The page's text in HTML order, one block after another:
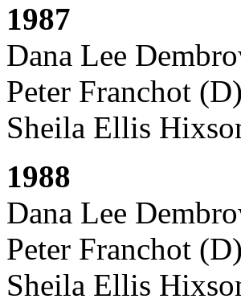
1987
Dana Lee
Peter Franchot (D)
Sheila Ellis
1988
Dana Lee
Peter Franchot (D)
Sheila Ellis